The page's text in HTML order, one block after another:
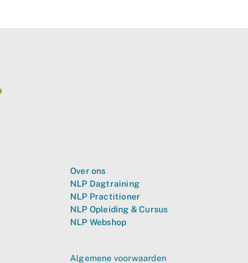
Over ons
NLP Dagtraining
NLP Practitioner
NLP Opleiding & Cursus
NLP Webshop
Algemene voorwaarden